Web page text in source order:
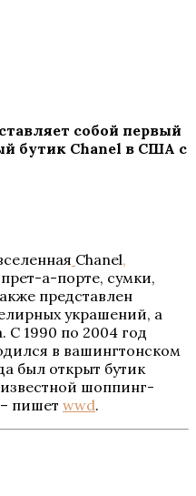
собой первый
бутик Chanel в США с
Chanel,
а-порте, сумки,
представлен
украшений, а
С 1990 по 2004 год
в вашингтонском
был открыт бутик
шоппинг-
пишет wwd.